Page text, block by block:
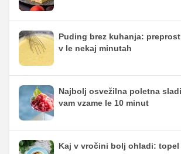
Puding brez kuhanja:
v le nekaj minutah
Najbolj osvežilna poletna
vam vzame le 10 minut
Kaj v vročini bolj ohladi: topel